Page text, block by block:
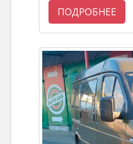
ПОДРОБНЕЕ